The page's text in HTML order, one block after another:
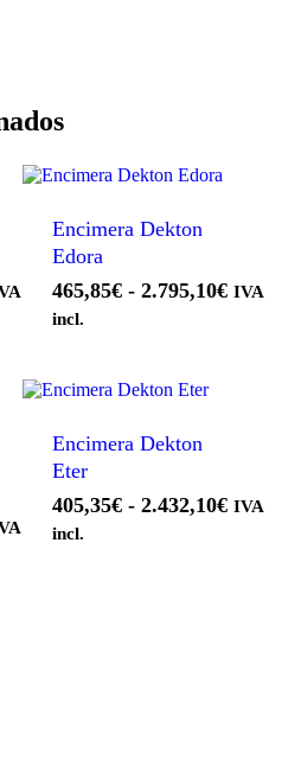
Encimera Dekton
Edora
465,85€ - 2.795,10€Rango
IVA
incl.
Encimera Dekton
Eter
405,35€ - 2.432,10€Rango
IVA
incl.